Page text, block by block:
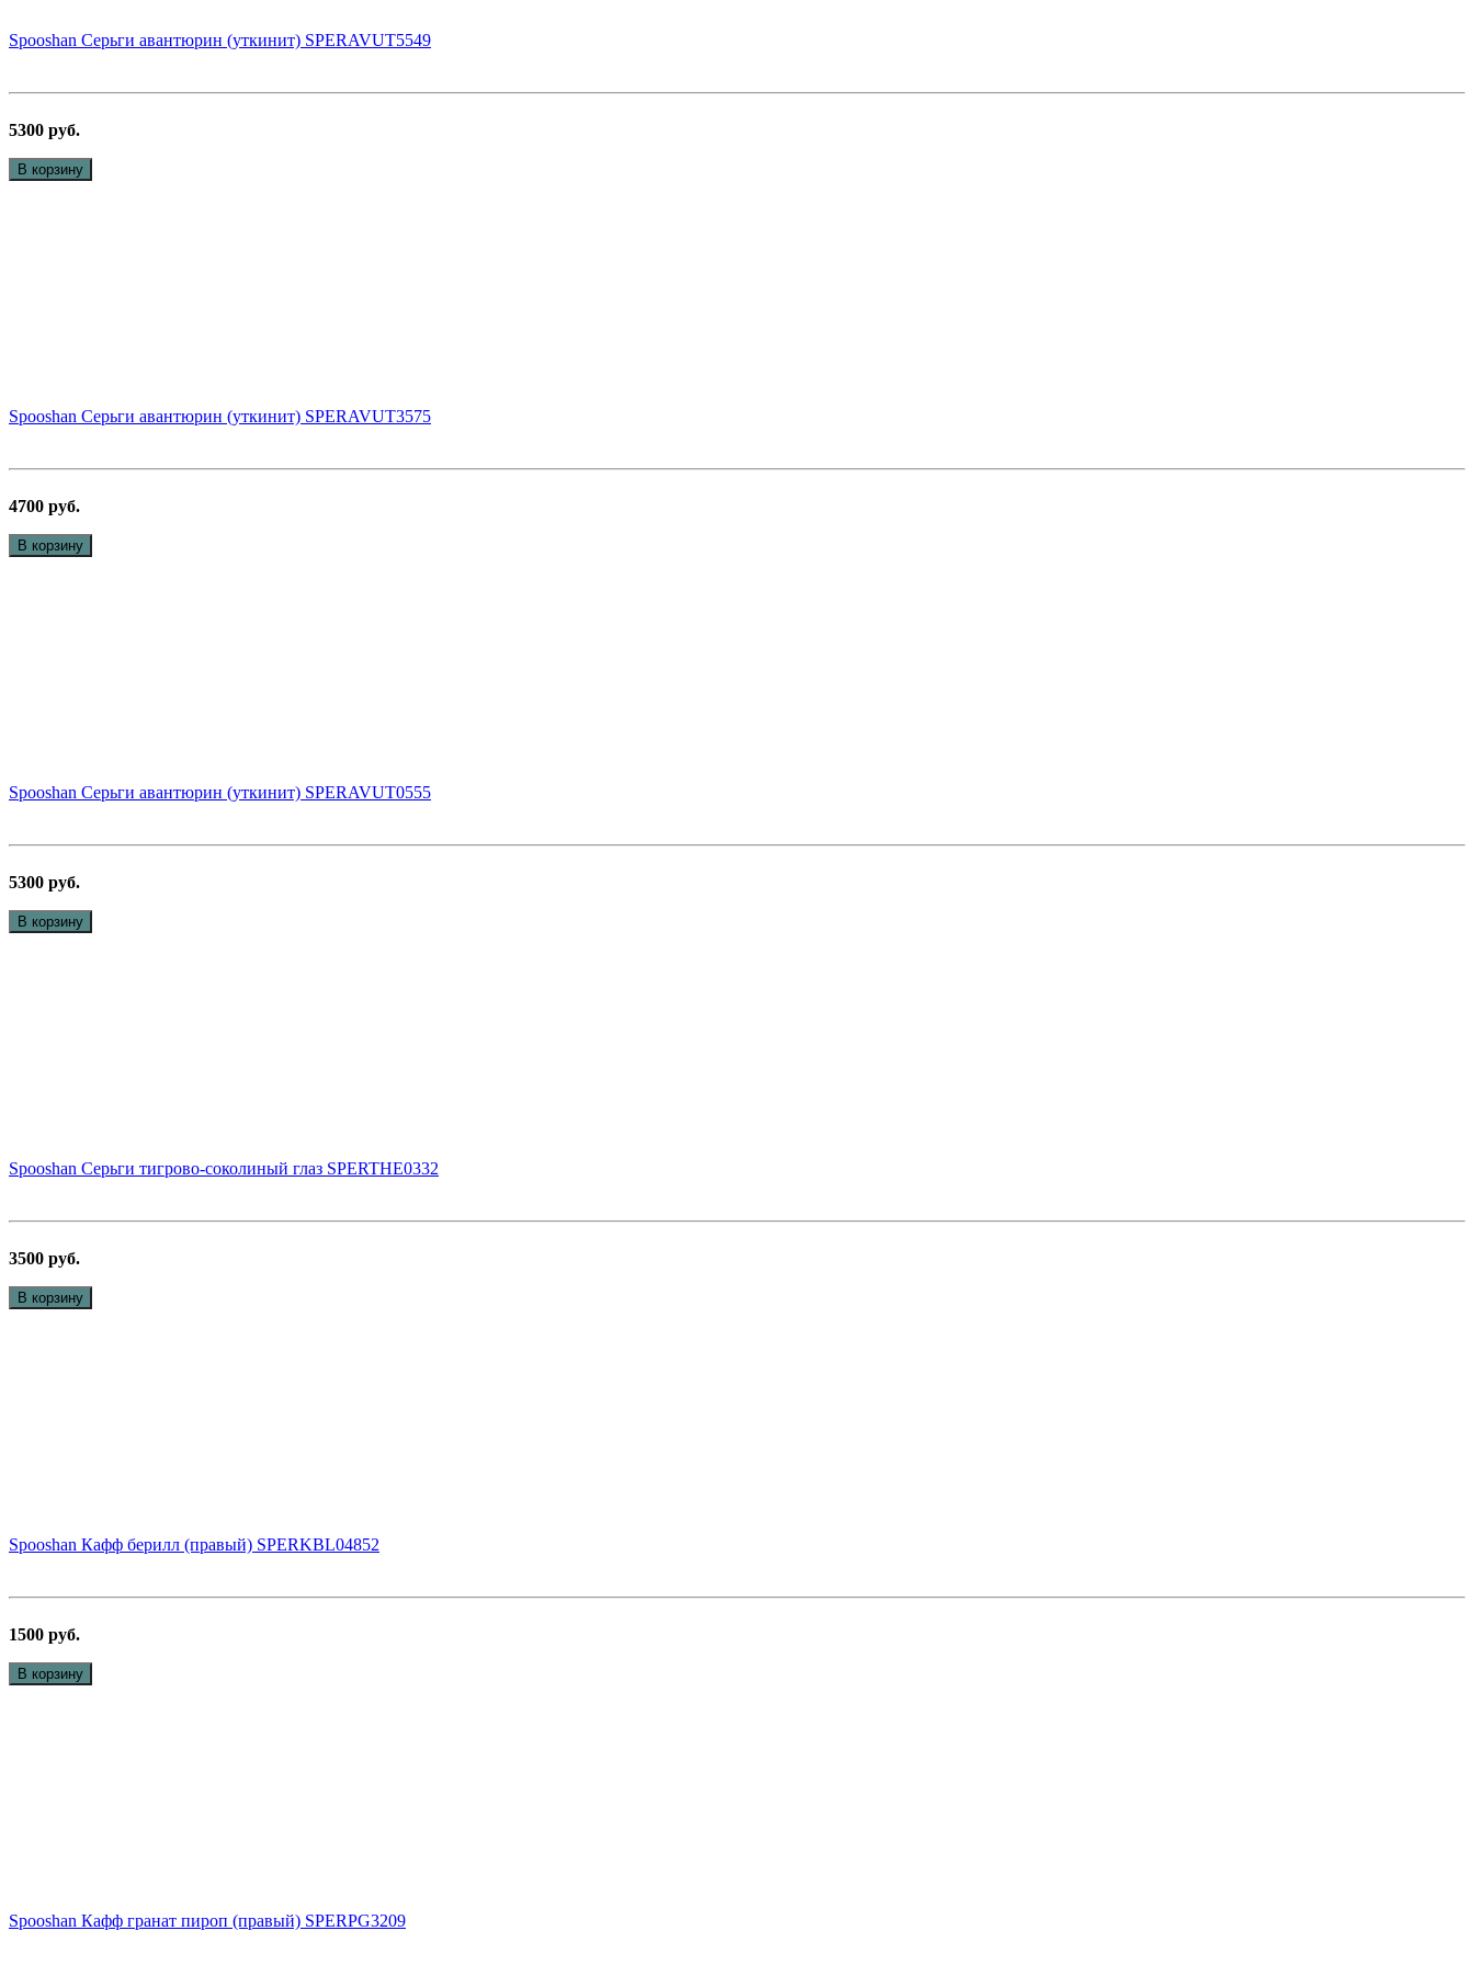
Spooshan Серьги авантюрин (уткинит) SPERAVUT5549
5300 руб.
В корзину
Spooshan Серьги авантюрин (уткинит) SPERAVUT3575
4700 руб.
В корзину
Spooshan Серьги авантюрин (уткинит) SPERAVUT0555
5300 руб.
В корзину
Spooshan Серьги тигрово-соколиный глаз SPERTHE0332
3500 руб.
В корзину
Spooshan Кафф берилл (правый) SPERKBL04852
1500 руб.
В корзину
Spooshan Кафф гранат пироп (правый) SPERPG3209